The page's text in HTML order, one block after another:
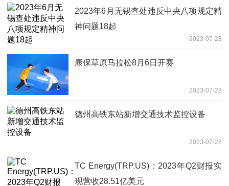
2023年6月无锡查处违反中央八项规定精
神问题18起
2023-07-28
康保草原马拉松8月6日开赛
2023-07-28
德州高铁东站新增交通技术监控设备
2023-07-28
TC Energy(TRP.US)：2023年Q2财报实
现营收28.51亿美元